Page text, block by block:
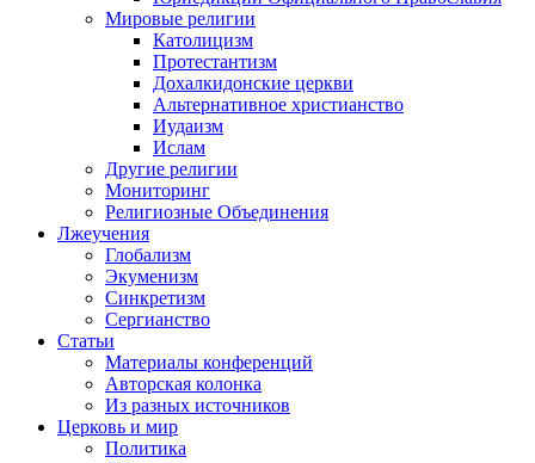
Мировые религии
Католицизм
Протестантизм
Дохалкидонские церкви
Альтернативное христианство
Иудаизм
Ислам
Другие религии
Мониторинг
Религиозные Объединения
Лжеучения
Глобализм
Экуменизм
Синкретизм
Сергианство
Статьи
Материалы конференций
Авторская колонка
Из разных источников
Церковь и мир
Политика